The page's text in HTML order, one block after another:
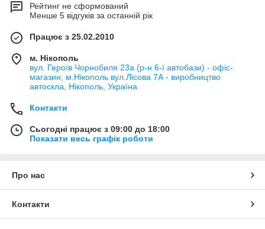
Рейтинг не сформований
Менше 5 відгуків за останній рік
Працює з 25.02.2010
м. Нікополь
вул. Героїв Чорнобиля 23а (р-н 6-ї автобази) - офіс-
магазин; м.Нікополь вул.Лісова 7А - виробництво
автоскла, Нікополь, Україна
Контакти
Сьогодні працює з 09:00 до 18:00
Показати весь графік роботи
Про нас
Контакти